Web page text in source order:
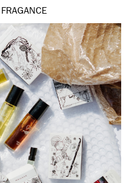
FRAGANCE